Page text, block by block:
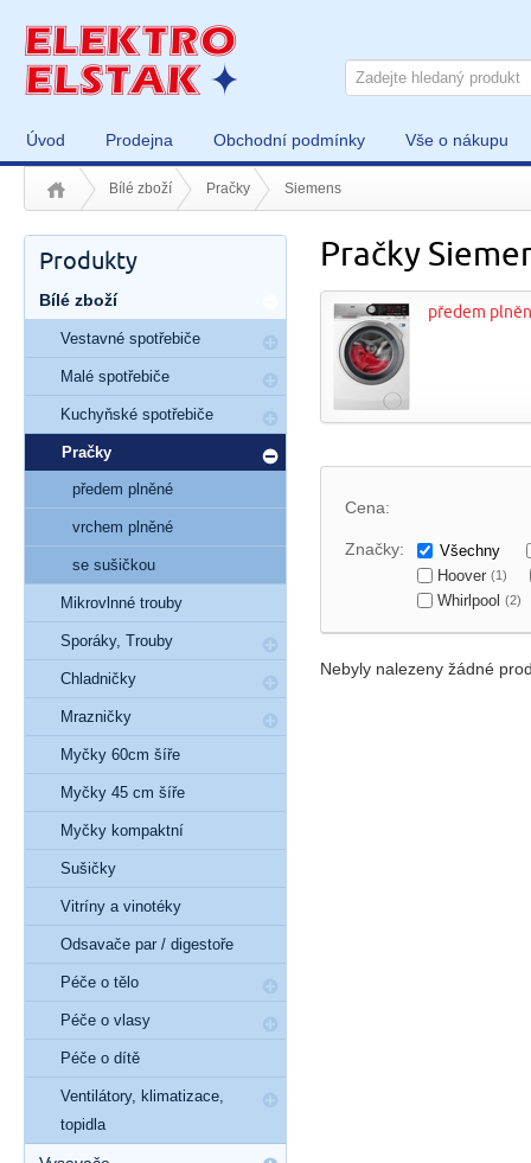
Úvod Prodejna Obchodní podmínky Vše o nákupu
Bílé zboží Pračky Siemens
Pračky
předem
Cena:
Značky:
Všechny
Hoover (1)
Whirlpool (2)
Nebyly nalezeny žádné
Produkty
Bílé zboží
Vestavné spotřebiče
Malé spotřebiče
Kuchyňské spotřebiče
Pračky
předem plněné
vrchem plněné
se sušičkou
Mikrovlnné trouby
Sporáky, Trouby
Chladničky
Mrazničky
Myčky 60cm šíře
Myčky 45 cm šíře
Myčky kompaktní
Sušičky
Vitríny a vinotéky
Odsavače par / digestoře
Péče o tělo
Péče o vlasy
Péče o dítě
Ventilátory, klimatizace,
topidla